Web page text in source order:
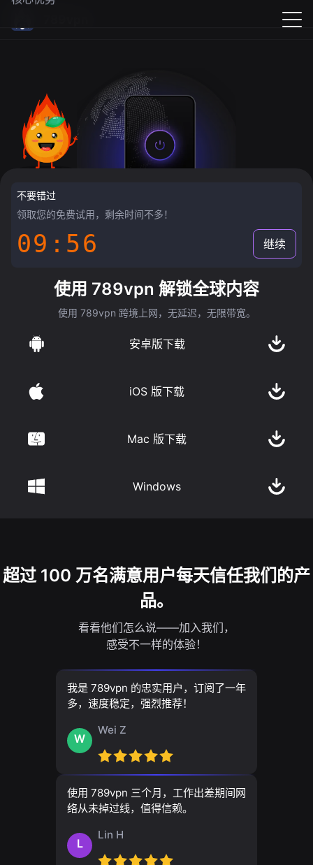
不要错过
领取您的免费试用，剩余时间不多！
09:55 继续
使用 789vpn 解锁全球内容
使用 789vpn 跨境上网，无延迟，无限带宽。
安卓版下载
iOS 版下载
Mac 版下载
Windows
超过 100 万名满意用户每天信任我们的产
品。
看看他们怎么说——加入我们，
感受不一样的体验！
我是 789vpn 的忠实用户，订阅了一年
多，速度稳定，强烈推荐！
W
Wei Z
使用 789vpn 三个月，工作出差期间网
络从未掉过线，值得信赖。
L
Lin H